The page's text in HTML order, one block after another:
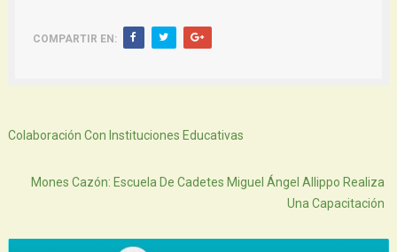
COMPARTIR EN:
Colaboración Con Instituciones Educativas
Mones Cazón: Escuela De Cadetes Miguel Ángel Allippo Realiza
Una Capacitación